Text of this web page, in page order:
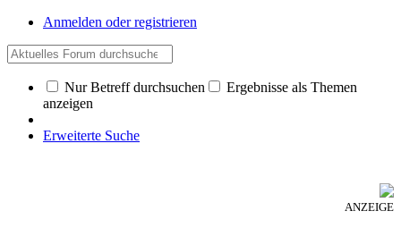
Anmelden oder registrieren
Nur Betreff durchsuchen
Ergebnisse als Themen
anzeigen
Erweiterte Suche
ANZEIGE